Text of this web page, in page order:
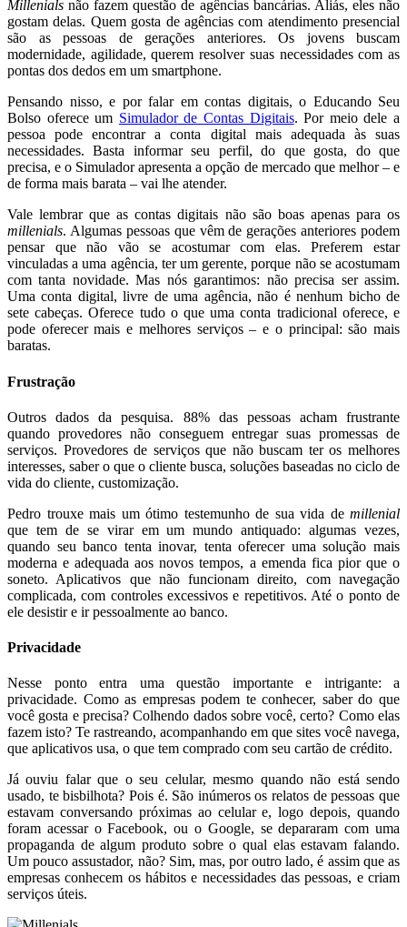
Millenialsnão fazem questão de agências bancárias. Aliás, eles não
gostam delas. Quem gosta de agências com atendimento presencial
são as pessoas de gerações anteriores. Os jovens buscam
modernidade, agilidade, querem resolver suas necessidades com as
pontas dos dedos em um smartphone.
Pensando nisso, e por falar em contas digitais, o Educando Seu
Bolso oferece um Simulador de Contas Digitais. Por meio dele a
pessoa pode encontrar a conta digital mais adequada às suas
necessidades. Basta informar seu perfil, do que gosta, do que
precisa, e o Simulador apresenta a opção de mercado que melhor – e
de forma mais barata – vai lhe atender.
Vale lembrar que as contas digitais não são boas apenas para os
millenials. Algumas pessoas que vêm de gerações anteriores podem
pensar que não vão se acostumar com elas. Preferem estar
vinculadas a uma agência, ter um gerente, porque não se acostumam
com tanta novidade. Mas nós garantimos: não precisa ser assim.
Uma conta digital, livre de uma agência, não é nenhum bicho de
sete cabeças. Oferece tudo o que uma conta tradicional oferece, e
pode oferecer mais e melhores serviços – e o principal: são mais
baratas.
Frustração
Outros dados da pesquisa. 88% das pessoas acham frustrante
quando provedores não conseguem entregar suas promessas de
serviços. Provedores de serviços que não buscam ter os melhores
interesses, saber o que o cliente busca, soluções baseadas no ciclo de
vida do cliente, customização.
Pedro trouxe mais um ótimo testemunho de sua vida de millenial
que tem de se virar em um mundo antiquado: algumas vezes,
quando seu banco tenta inovar, tenta oferecer uma solução mais
moderna e adequada aos novos tempos, a emenda fica pior que o
soneto. Aplicativos que não funcionam direito, com navegação
complicada, com controles excessivos e repetitivos. Até o ponto de
ele desistir e ir pessoalmente ao banco.
Privacidade
Nesse ponto entra uma questão importante e intrigante: a
privacidade. Como as empresas podem te conhecer, saber do que
você gosta e precisa? Colhendo dados sobre você, certo? Como elas
fazem isto? Te rastreando, acompanhando em que sites você navega,
que aplicativos usa, o que tem comprado com seu cartão de crédito.
Já ouviu falar que o seu celular, mesmo quando não está sendo
usado, te bisbilhota? Pois é. São inúmeros os relatos de pessoas que
estavam conversando próximas ao celular e, logo depois, quando
foram acessar o Facebook, ou o Google, se depararam com uma
propaganda de algum produto sobre o qual elas estavam falando.
Um pouco assustador, não? Sim, mas, por outro lado, é assim que as
empresas conhecem os hábitos e necessidades das pessoas, e criam
serviços úteis.